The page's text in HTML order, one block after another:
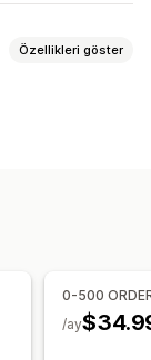
Özellikleri göster
0-500
/ay